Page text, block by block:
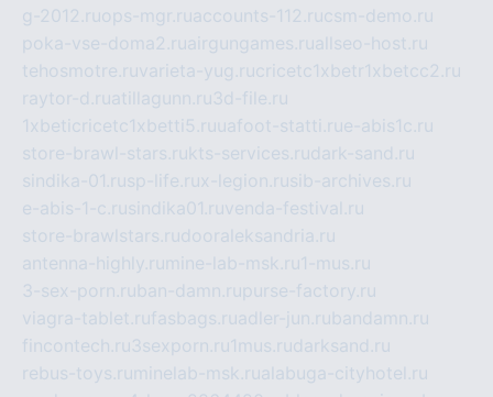
g-2012.ruops-mgr.ruaccounts-112.rucsm-demo.ru
poka-vse-doma2.ruairgungames.ruallseo-host.ru
tehosmotre.ruvarieta-yug.rucricetc1xbetr1xbetcc2.ru
raytor-d.ruatillagunn.ru3d-file.ru
1xbeticricetc1xbetti5.ruuafoot-statti.rue-abis1c.ru
store-brawl-stars.rukts-services.rudark-sand.ru
sindika-01.rusp-life.rux-legion.rusib-archives.ru
e-abis-1-c.rusindika01.ruvenda-festival.ru
store-brawlstars.rudooraleksandria.ru
antenna-highly.ru mine-lab-msk.ru1-mus.ru
3-sex-porn.ruban-damn.rupurse-factory.ru
viagra-tablet.rufasbags.ruadler-jun.rubandamn.ru
fincontech.ru3sexporn.ru1mus.rudarksand.ru
rebus-toys.ru minelab-msk.rualabuga-cityhotel.ru